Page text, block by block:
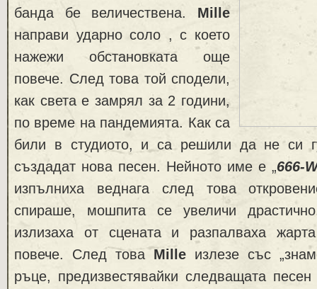
банда бе величествена. Mille
направи ударно соло , с което
нажежи обстановката още
повече. След това той сподели,
как света е замрял за 2 години,
по време на пандемията. Как са
били в студиото, и са решили да не си
създадат нова песен. Нейното име е „666-
изпълниха веднага след това
спираше, мошпита се увеличи
излизаха от сцената и разпалваха
повече. След товаMille излезе със
ръце, предизвестявайки следващата песен